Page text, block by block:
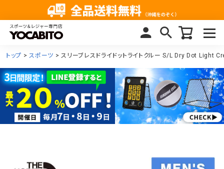
トップ スポーツ スリーブレスドライドットライトクルー S/L Dry Dot Light